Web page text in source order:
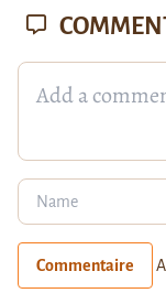
Commentaire